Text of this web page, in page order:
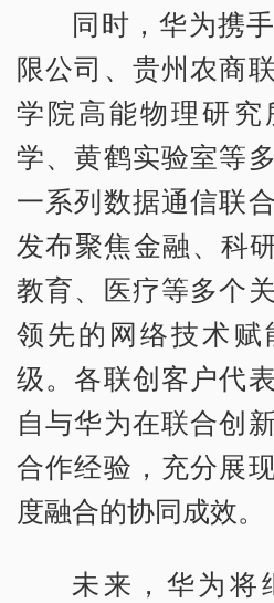
同时，华为携
限公司、贵州农商
学院高能物理研
学、黄鹤实验室等
一系列数据通信联
发布聚焦金融、科
教育、医疗等多个
领先的网络技术
级。各联创客户代
自与华为在联合创
合作经验，充分展
度融合的协同成效。
未来，华为将